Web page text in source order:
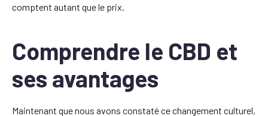
comptent autant que le prix.
Comprendre le CBD et
ses avantages
Maintenant que nous avons constaté ce changement culturel,